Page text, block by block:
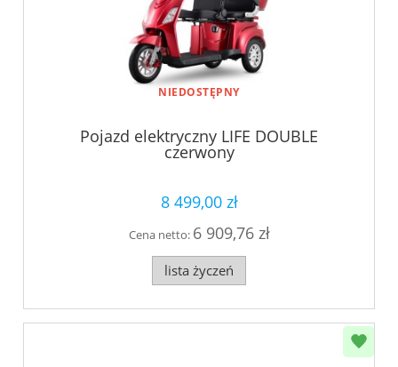
NIEDOSTĘPNY
Pojazd elektryczny LIFE DOUBLE
czerwony
8 499,00 zł
Cena netto: 6 909,76 zł
lista życzeń